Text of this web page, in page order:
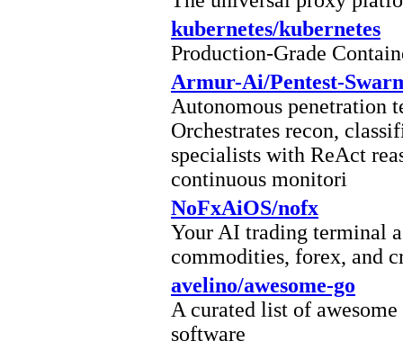
kubernetes/kubernetes
Production-Grade
Armur-Ai/Pentest-
Autonomous penetration
Orchestrates recon,
specialists with ReAct
continuous monitori
NoFxAiOS/nofx
Your AI trading terminal
commodities, forex, and
avelino/awesome-go
A curated list of
software